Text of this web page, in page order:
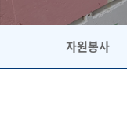
자원봉사